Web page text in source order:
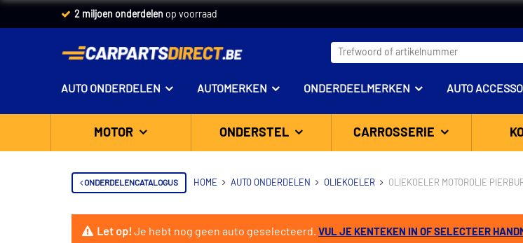
2 miljoen onderdelen op voorraad
AUTO ONDERDELEN AUTOMERKEN ONDERDEELMERKEN AUTO
MOTOR ONDERSTEL CARROSSERIE
ONDERDELENCATALOGUS HOME AUTO ONDERDELEN OLIEKOELER OLIEKOELER MOTOROLIE
Let op!Je hebt nog geen auto geselecteerd. VUL JE KENTEKEN IN OF SELECTEER